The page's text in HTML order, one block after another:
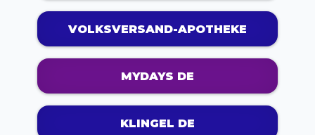
VOLKSVERSAND-APOTHEKE
MYDAYS DE
KLINGEL DE